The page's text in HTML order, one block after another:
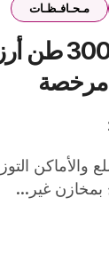
مـحـافـظـات
بغرض الاحتكار.. ضبط 300 طن أرز
مرخصة